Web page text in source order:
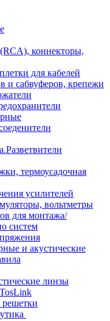
коннекторы,
для кабелей
и сабвуферов, крепежи
термоусадочная
усилителей
вольтметры
для монтажа/
систем
и акустические
линзы
решетки